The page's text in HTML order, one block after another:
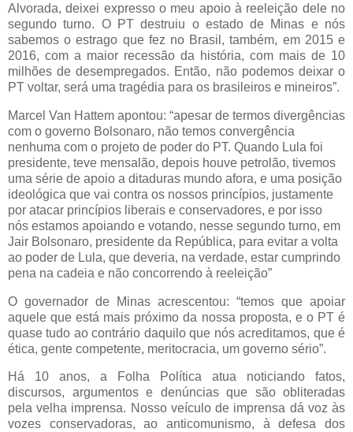
Alvorada, deixei expresso o meu apoio à reeleição dele no
segundo turno. O PT destruiu o estado de Minas e nós
sabemos o estrago que fez no Brasil, também, em 2015 e
2016, com a maior recessão da história, com mais de 10
milhões de desempregados. Então, não podemos deixar o
PT voltar, será uma tragédia para os brasileiros e mineiros”.
Marcel Van Hattem apontou: “apesar de termos divergências
com o governo Bolsonaro, não temos convergência
nenhuma com o projeto de poder do PT. Quando Lula foi
presidente, teve mensalão, depois houve petrolão, tivemos
uma série de apoio a ditaduras mundo afora, e uma posição
ideológica que vai contra os nossos princípios, justamente
por atacar princípios liberais e conservadores, e por isso
nós estamos apoiando e votando, nesse segundo turno, em
Jair Bolsonaro, presidente da República, para evitar a volta
ao poder de Lula, que deveria, na verdade, estar cumprindo
pena na cadeia e não concorrendo à reeleição”
O governador de Minas acrescentou: “temos que apoiar
aquele que está mais próximo da nossa proposta, e o PT é
quase tudo ao contrário daquilo que nós acreditamos, que é
ética, gente competente, meritocracia, um governo sério”.
Há 10 anos, a Folha Política atua noticiando fatos,
discursos, argumentos e denúncias que são obliteradas
pela velha imprensa. Nosso veículo de imprensa dá voz às
vozes conservadoras, ao anticomunismo, à defesa dos